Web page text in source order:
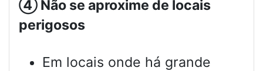
④ Não se aproxime de locais
perigosos
Em locais onde há grande